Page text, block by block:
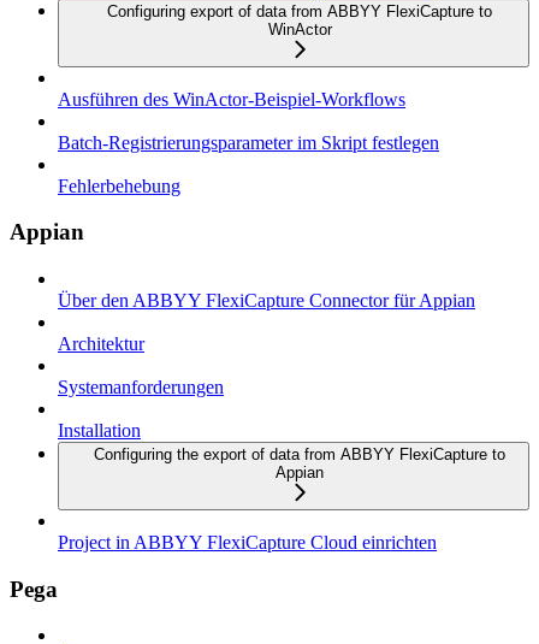
Configuring export of data from ABBYY FlexiCapture to
WinActor
Ausführen des WinActor-Beispiel-Workflows
Batch-Registrierungsparameter im Skript festlegen
Fehlerbehebung
Appian
Über den ABBYY FlexiCapture Connector für Appian
Architektur
Systemanforderungen
Installation
Configuring the export of data from ABBYY FlexiCapture to
Appian
Project in ABBYY FlexiCapture Cloud einrichten
Pega